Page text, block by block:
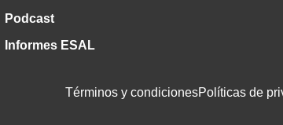
Podcast
Informes ESAL
Términos y condicionesPolíticas de